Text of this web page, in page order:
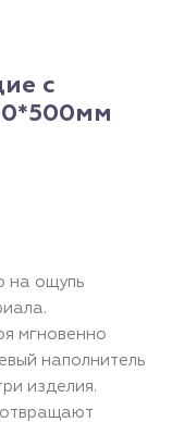
с
на ощупь
мгновенно
наполнитель
изделия.